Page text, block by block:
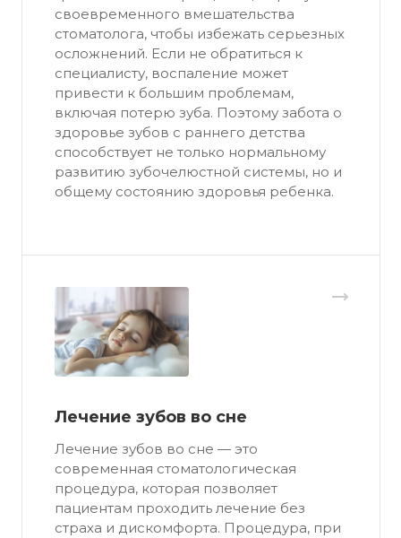
своевременного вмешательства
стоматолога, чтобы избежать серьезных
осложнений. Если не обратиться к
специалисту, воспаление может
привести к большим проблемам,
включая потерю зуба. Поэтому забота о
здоровье зубов с раннего детства
способствует не только нормальному
развитию зубочелюстной системы, но и
общему состоянию здоровья ребенка.
Лечение зубов во сне
Лечение зубов во сне — это
современная стоматологическая
процедура, которая позволяет
пациентам проходить лечение без
страха и дискомфорта. Процедура, при